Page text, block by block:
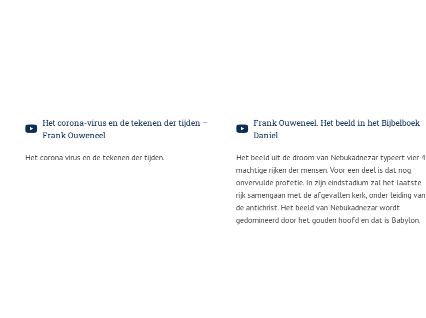
Het corona-virus en de tekenen der tijden –
Frank Ouweneel
Het corona virus en de tekenen der tijden.
Frank Ouweneel. Het beeld in het Bijbelboek
Daniel
Het beeld uit de droom van Nebukadnezar typeert vier 4
machtige rijken der mensen. Voor een deel is dat nog
onvervulde profetie. In zijn eindstadium zal het laatste
rijk samengaan met de afgevallen kerk, onder leiding van
de antichrist. Het beeld van Nebukadnezar wordt
gedomineerd door het gouden hoofd en dat is Babylon.